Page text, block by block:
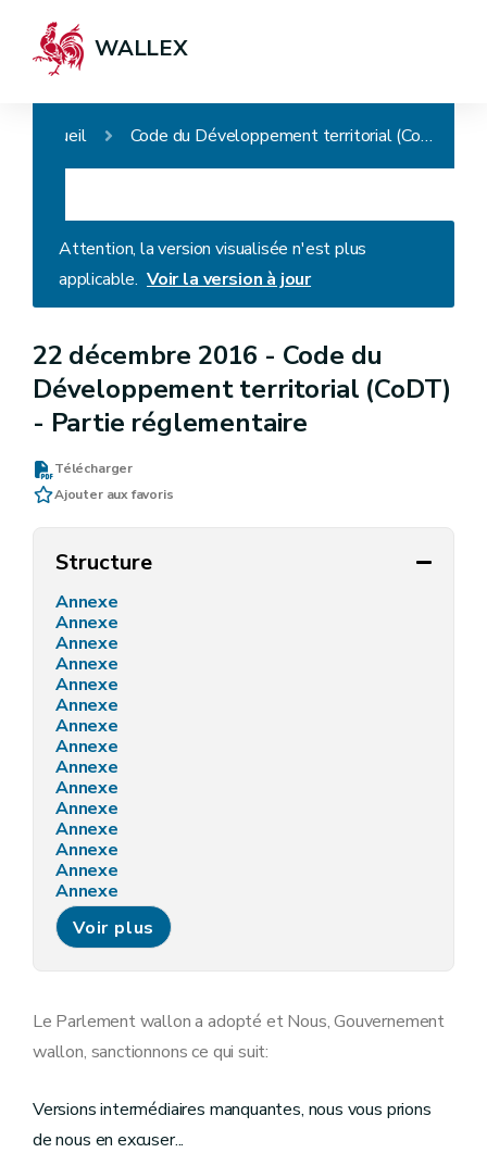
WALLEX
Accueil Code du Développement territorial (CoDT) - Partie réglementaire
Attention, la version visualisée n'est plus
applicable. Voir la version à jour
22 décembre 2016 - Code du
Développement territorial (CoDT)
- Partie réglementaire
Télécharger
Ajouter aux favoris
Structure
Annexe
Annexe
Annexe
Annexe
Annexe
Annexe
Annexe
Annexe
Annexe
Annexe
Annexe
Annexe
Annexe
Annexe
Annexe
Annexe
Annexe
Annexe
Annexe
Annexe
Annexe
Annexe
Annexe
Voir plus
Le Parlement wallon a adopté et Nous, Gouvernement
wallon, sanctionnons ce qui suit:
Versions intermédiaires manquantes, nous vous prions
de nous en excuser...